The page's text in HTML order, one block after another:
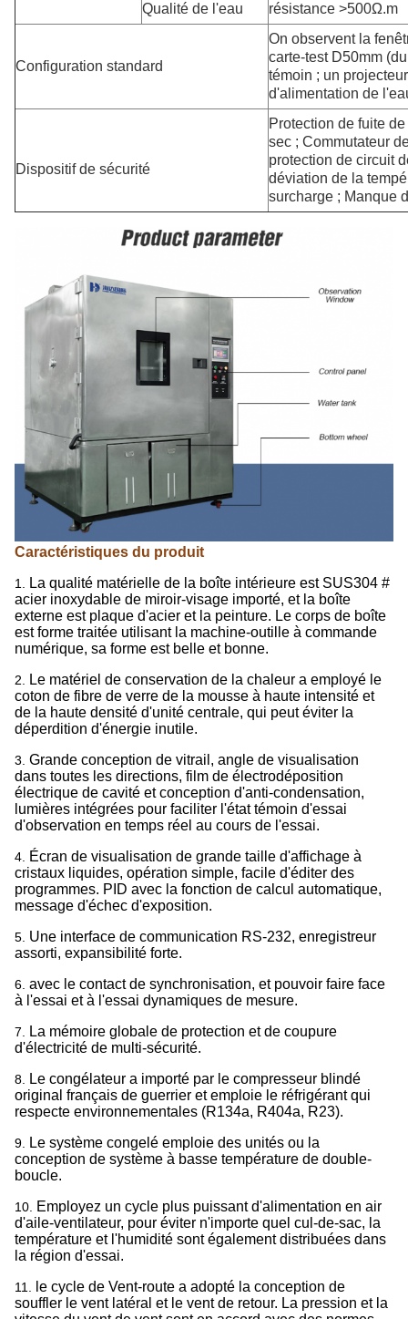
Qualité de l'eau
résistance >500Ω.m
Configuration standard
On observent la
carte-test D50mm
témoin ; un
d'alimentation de
Dispositif de sécurité
Protection de fuite
sec ; Commutateur
protection de circuit
déviation de la
surcharge ; Manque
Caractéristiques du produit
1.
La qualité matérielle de la boîte intérieure est SUS304 #
acier inoxydable de miroir-visage importé, et la boîte
externe est plaque d'acier et la peinture. Le corps de boîte
est forme traitée utilisant la machine-outille à commande
numérique, sa forme est belle et bonne.
2.
Le matériel de conservation de la chaleur a employé le
coton de fibre de verre de la mousse à haute intensité et
de la haute densité d'unité centrale, qui peut éviter la
déperdition d'énergie inutile.
3. Grande conception de vitrail, angle de visualisation
dans toutes les directions, film de électrodéposition
électrique de cavité et conception d'anti-condensation,
lumières intégrées pour faciliter l'état témoin d'essai
d'observation en temps réel au cours de l'essai.
4.
Écran de visualisation de grande taille d'affichage à
cristaux liquides, opération simple, facile d'éditer des
programmes. PID avec la fonction de calcul automatique,
message d'échec d'exposition.
5. Une interface de communication RS-232, enregistreur
assorti, expansibilité forte.
6. avec le contact de synchronisation, et pouvoir faire face
à l'essai et à l'essai dynamiques de mesure.
7.
La mémoire globale de protection et de coupure
d'électricité de multi-sécurité.
8.
Le congélateur a importé par le compresseur blindé
original français de guerrier et emploie le réfrigérant qui
respecte environnementales (R134a, R404a, R23).
9.
Le système congelé emploie des unités ou la
conception de système à basse température de double-
boucle.
10.
Employez un cycle plus puissant d'alimentation en air
d'aile-ventilateur, pour éviter n'importe quel cul-de-sac, la
température et l'humidité sont également distribuées dans
la région d'essai.
11.
le cycle de Vent-route a adopté la conception de
souffler le vent latéral et le vent de retour. La pression et la